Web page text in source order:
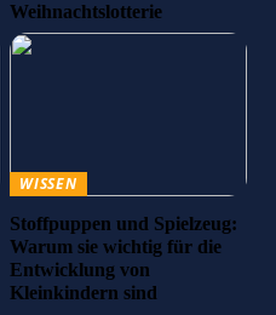
Weihnachtslotterie
WISSEN
Stoffpuppen und Spielzeug:
Warum sie wichtig für die
Entwicklung von
Kleinkindern sind